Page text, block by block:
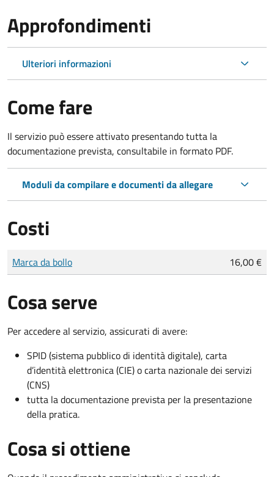
Approfondimenti
Ulteriori informazioni
Come fare
Il servizio può essere attivato presentando tutta la
documentazione prevista, consultabile in formato PDF.
Moduli da compilare e documenti da allegare
Costi
Tipo di pagamento
Importo
Marca da bollo 16,00 €
Cosa serve
Per accedere al servizio, assicurati di avere:
SPID (sistema pubblico di identità digitale), carta
d’identità elettronica (CIE) o carta nazionale dei servizi
(CNS)
tutta la documentazione prevista per la presentazione
della pratica.
Cosa si ottiene